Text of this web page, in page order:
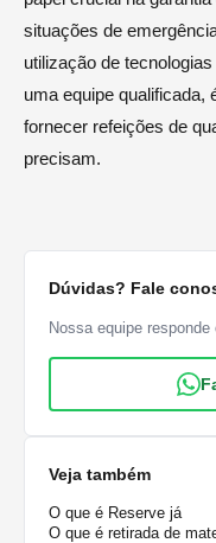
situações de
utilização de
uma equipe qualificada,
fornecer refeições de
precisam.
Dúvidas? Fale
Nossa equipe
Veja também
O que é Reserve já
O que é retirada de